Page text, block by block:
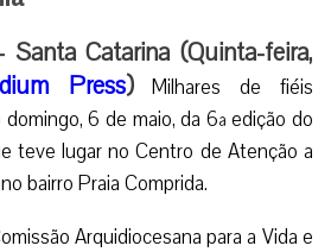
Santa Catarina (Quinta-feira,
Press)Milhares de fiéis
6 de maio, da 6ª edição do
teve lugar no Centro de Atenção a
bairro Praia Comprida.
Arquidiocesana para a Vida e